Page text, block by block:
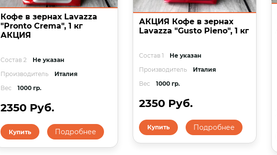
Кофе в зернах Lavazza
"Pronto Crema", 1 кг
АКЦИЯ
Состав 2
Не указан
Производитель
Италия
Вес
1000 гр.
2350 Руб.
Купить Подробнее
АКЦИЯ Кофе в зернах
Lavazza "Gusto Pieno", 1 кг
Состав 1
Не указан
Производитель
Италия
Вес
1000 гр.
2350 Руб.
Купить Подробнее